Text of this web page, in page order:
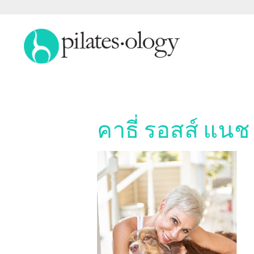
คาธี่ รอสส์ แนช